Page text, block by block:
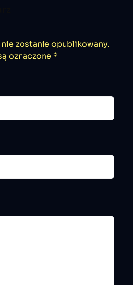
zostanie opublikowany.
oznaczone *